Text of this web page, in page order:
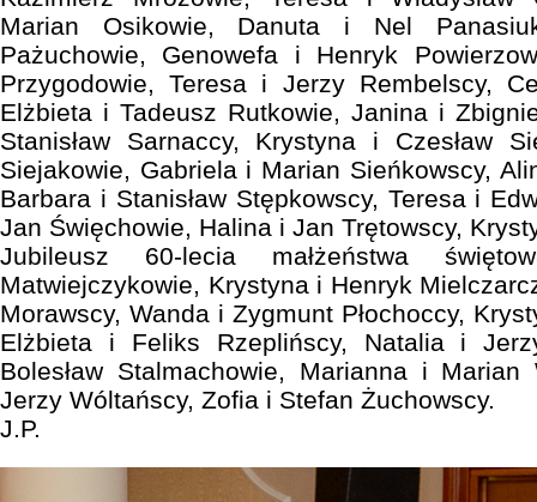
Marian Osikowie, Danuta i Nel
Pażuchowie, Genowefa i Henryk
Przygodowie, Teresa i Jerzy Rembelscy,
Elżbieta i Tadeusz Rutkowie, Janina i
Stanisław Sarnaccy, Krystyna i Czesław
Siejakowie, Gabriela i Marian Sieńkowscy,
Barbara i Stanisław Stępkowscy, Teresa i
Jan Święchowie, Halina i Jan Trętowscy,
Jubileusz 60-lecia małżeństwa
Matwiejczykowie, Krystyna i Henryk
Morawscy, Wanda i Zygmunt Płochoccy,
Elżbieta i Feliks Rzeplińscy, Natalia i
Bolesław Stalmachowie, Marianna i Marian
Jerzy Wóltańscy, Zofia i Stefan Żuchowscy.
J.P.